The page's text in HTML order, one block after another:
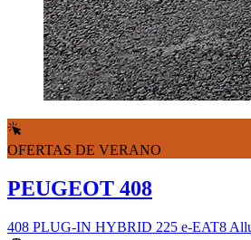
OFERTAS DE VERANO
PEUGEOT 408
408 PLUG-IN HYBRID 225 e-EAT8